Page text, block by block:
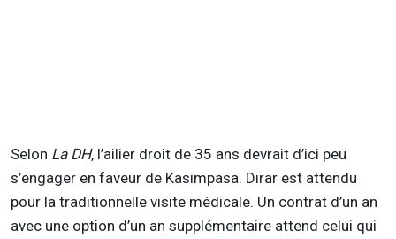
Selon La DH, l’ailier droit de 35 ans devrait d’ici peu
s’engager en faveur de Kasimpasa. Dirar est attendu
pour la traditionnelle visite médicale. Un contrat d’un an
avec une option d’un an supplémentaire attend celui qui